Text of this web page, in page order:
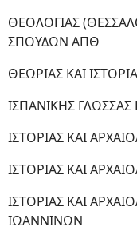
ΘΕΟΛΟΓΙΑΣ
ΣΠΟΥΔΩΝ ΑΠΘ
ΘΕΩΡΙΑΣ ΚΑΙ
ΙΣΠΑΝΙΚΗΣ
ΙΣΤΟΡΙΑΣ ΚΑΙ
ΙΣΤΟΡΙΑΣ ΚΑΙ
ΙΣΤΟΡΙΑΣ ΚΑΙ
ΙΩΑΝΝΙΝΩΝ